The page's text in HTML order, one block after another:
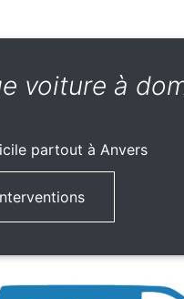
voiture à
partout à Anvers